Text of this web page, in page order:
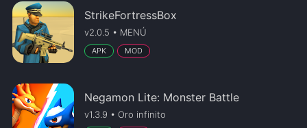
StrikeFortressBox
v2.0.5 • MENÚ
APK MOD
Negamon Lite: Monster Battle
v1.3.9 • Oro infinito